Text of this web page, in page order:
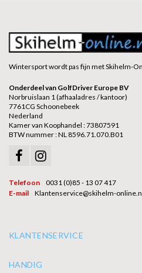
Wintersport wordt pas fijn met Skihelm-
Onderdeel van GolfDriver Europe BV
Norbruislaan 1 (afhaaladres / kantoor)
7761CG Schoonebeek
Nederland
Kamer van Koophandel : 73807591
BTW nummer : NL 8596.71.070.B01
Telefoon
0031 (0)85 - 13 07 417
E-mail
Klantenservice@skihelm-
KLANTENSERVICE
HANDIG